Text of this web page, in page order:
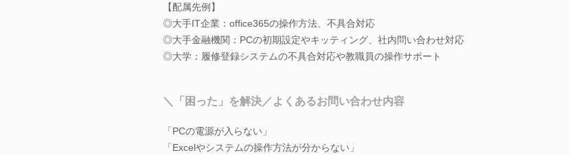
【配属先例】
◎大手IT企業：office365の操作方法、不具合対応
◎大手金融機関：PCの初期設定やキッティング、社内問い合わせ対応
◎大学：履修登録システムの不具合対応や教職員の操作サポート
＼「困った」を解決／よくあるお問い合わせ内容
「PCの電源が入らない」
「Excelやシステムの操作方法が分からない」